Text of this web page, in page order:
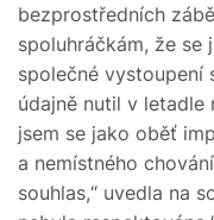
bezprostředních
spoluhráčkám, že
společné vystoupení
údajně nutil v letadle
jsem se jako oběť
a nemístného
souhlas,“ uvedla na